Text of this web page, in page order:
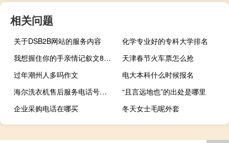
相关问题
关于DSB2B网站的服务内容
化学专业好的专科大学排名
我想握住你的手亲情记叙文800字（我想握住你的手亲情）
天津春节火车票怎么抢
过年潮州人多吗作文
电大本科什么时候报名
海尔洗衣机售后服务电话号码（最好的洗衣机品牌）
“且言远地也”的出处是哪里
企业采购电话在哪买
冬天女士毛呢外套